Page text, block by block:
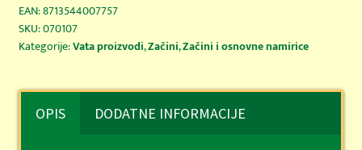
EAN:8713544007757
SKU:070107
Kategorije:Vata proizvodi,Začini,Začini i osnovne namirice
OPIS DODATNE INFORMACIJE